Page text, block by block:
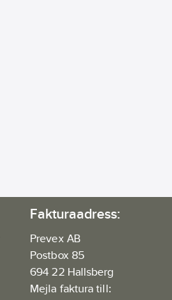
Fakturaadress:
Prevex AB
Postbox 85
694 22 Hallsberg
Mejla faktura till: